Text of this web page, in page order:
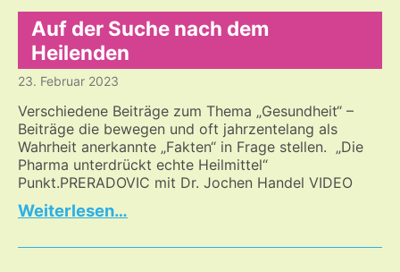
Krieg
in
der
und
die
Kriegspropaganda
zu
verstehen
und
Auf der Suche nach dem
Heilenden
23. Februar 2023
Verschiedene Beiträge zum Thema „Gesundheit“ –
Beiträge die bewegen und oft jahrzentelang als
Wahrheit anerkannte „Fakten“ in Frage stellen. „Die
Pharma unterdrückt echte Heilmittel“
Punkt.PRERADOVIC mit Dr. Jochen Handel VIDEO
…
Suche